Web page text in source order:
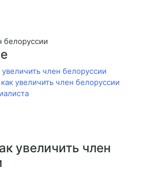
белоруссии
член белоруссии
увеличить член белоруссии
увеличить член